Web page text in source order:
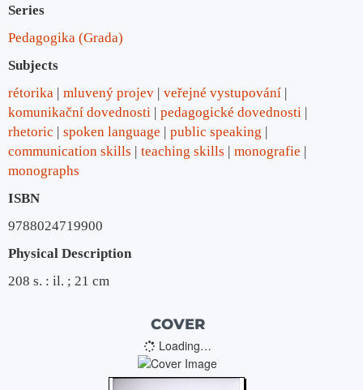
Series
Pedagogika (Grada)
Subjects
rétorika
mluvený projev
veřejné vystupování
komunikační dovednosti
pedagogické dovednosti
rhetoric
spoken language
public speaking
communication skills
teaching skills
monografie
monographs
ISBN
9788024719900
Physical Description
208 s. : il. ; 21 cm
COVER
Loading…